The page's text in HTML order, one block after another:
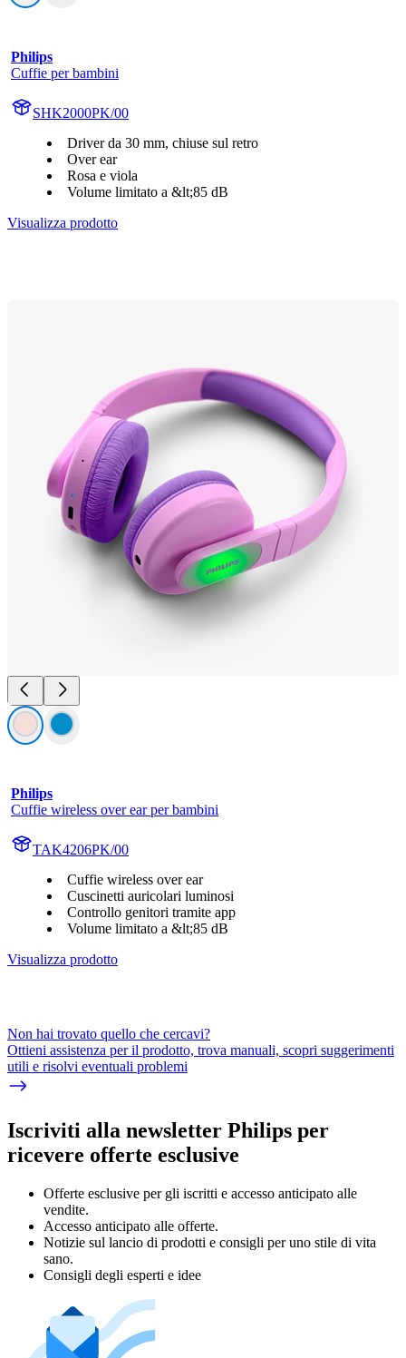
Philips
Cuffie per bambini
SHK2000PK/00
Driver da 30 mm, chiuse sul retro
Over ear
Rosa e viola
Volume limitato a &lt;85 dB
Visualizza prodotto
Philips
Cuffie wireless over ear per bambini
TAK4206PK/00
Cuffie wireless over ear
Cuscinetti auricolari luminosi
Controllo genitori tramite app
Volume limitato a &lt;85 dB
Visualizza prodotto
Non hai trovato quello che cercavi?
Ottieni assistenza per il prodotto, trova manuali, scopri suggerimenti
utili e risolvi eventuali problemi
Iscriviti alla newsletter Philips per
ricevere offerte esclusive
Offerte esclusive per gli iscritti e accesso anticipato alle
vendite.
Accesso anticipato alle offerte.
Notizie sul lancio di prodotti e consigli per uno stile di vita
sano.
Consigli degli esperti e idee